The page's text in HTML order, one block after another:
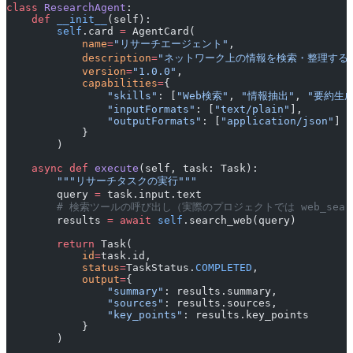
class ResearchAgent :
    def
__init__
(self):
        self
.card = AgentCard(
            name
="リサーチエージェント" ,
            description
="ネットワーク上の情報を検索・整理する
            version
="1.0.0" ,
            capabilities
={
                "skills"
: [ "Web検索" , "情報抽出" ,
"要約生
                "inputFormats"
: [ "text/plain" ],
                "outputFormats"
: [ "application/json" ]
            }
        )
    async
def execute (self, task: Task):
        """リサーチタスクの実行"""
        query
= task.input.text
# 検索ツールの呼び出し（実際のプロジェクトでは
        results
= await self .search_web(query)
        return
Task(
            id
=task.id,
            status
=TaskStatus. COMPLETED ,
            output
={
                "summary"
: results.summary,
                "sources"
: results.sources,
                "key_points"
: results.key_points
            }
        )